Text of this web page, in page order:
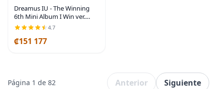
Dreamus IU - The Winning
6th Mini Album I Win ver.
L2000028864.7
₡151 177
Página 1 de 82 Anterior Siguiente